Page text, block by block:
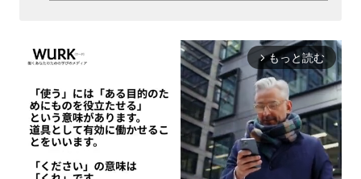
arrow_forward_ios もっと読む